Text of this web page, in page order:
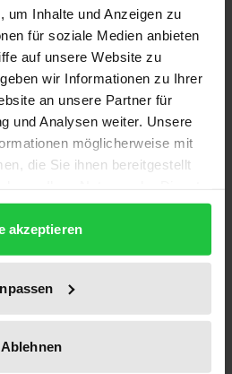
um Inhalte und Anzeigen zu
für soziale Medien anbieten
auf unsere Website zu
wir Informationen zu Ihrer
an unsere Partner für
und Analysen weiter. Unsere
möglicherweise mit
die Sie ihnen bereitgestellt
akzeptieren
Ablehnen
Theologe Friedrich-
2002) kann als einer der
einer Erneuerung des
in Deutschland
Entscheidende
die Entwicklung seines
der Theologie seines
Als "biblische
Denken erschienen ihm die
von Judentum und
Theologie. In seiner